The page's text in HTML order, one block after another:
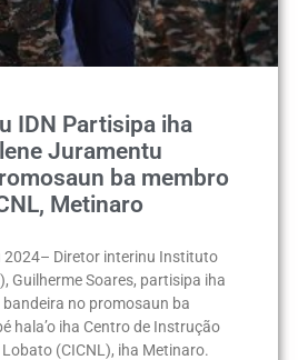
IDN Partisipa iha
Juramentu
ba membro
Metinaro
2024– Diretor interinu Instituto
Guilherme Soares, partisipa iha
no promosaun ba
hala’o iha Centro de Instrução
(CICNL), iha Metinaro.